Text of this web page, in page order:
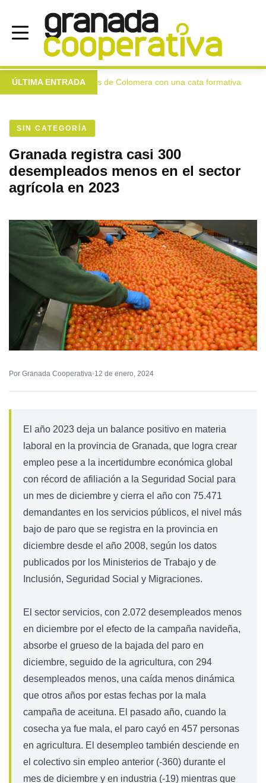
ÚLTIMA ENTRADA
extra a las mujeres de Colomera con una cata formativa
SIN CATEGORÍA
Granada registra casi 300
desempleados menos en el sector
agrícola en 2023
Por Granada Cooperativa 12 de enero, 2024
El año 2023 deja un balance positivo en materia
laboral en la provincia de Granada, que logra crear
empleo pese a la incertidumbre económica global
con récord de afiliación a la Seguridad Social para
un mes de diciembre y cierra el año con 75.471
demandantes en los servicios públicos, el nivel más
bajo de paro que se registra en la provincia en
diciembre desde el año 2008, según los datos
publicados por los Ministerios de Trabajo y de
Inclusión, Seguridad Social y Migraciones.
El sector servicios, con 2.072 desempleados menos
en diciembre por el efecto de la campaña navideña,
absorbe el grueso de la bajada del paro en
diciembre, seguido de la agricultura, con 294
desempleados menos, una caída menos dinámica
que otros años por estas fechas por la mala
campaña de aceituna. El pasado año, cuando la
cosecha ya fue mala, el paro cayó en 457 personas
en agricultura. El desempleo también desciende en
el colectivo sin empleo anterior (-360) durante el
mes de diciembre y en industria (-19) mientras que